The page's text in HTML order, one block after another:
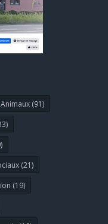
Animaux (91)
(21)
(19)